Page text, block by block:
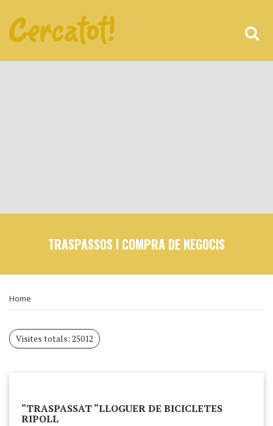
TRASPASSOS I COMPRA DE NEGOCIS
Home
Visites totals: 25012
“TRASPASSAT “LLOGUER DE BICICLETES
RIPOLL